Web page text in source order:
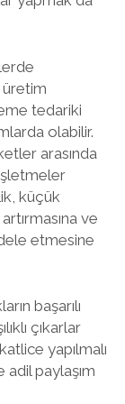
tedariki
olabilir.
arasında
küçük
ve
etmesine
başarılı
çıkarlar
yapılmalı
adil paylaşım